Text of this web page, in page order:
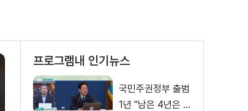
프로그램내 인기뉴스
국민주권정부 출범
1년 "남은 4년은 8